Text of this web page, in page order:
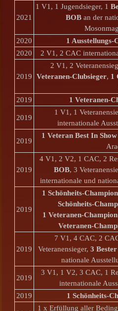
2021
1 V1, 1 Jugendsieger, 1
BOBan der
2020
1
2020
2 V1, 2 CAC
2019
2 V1, 2
Veteranen-Clubsieger, 1
2019
1 Veteranen-
2019
1 V1, 1
internationale
2019
1 Veteran Best In Show
2019
4 V1, 2 V2, 1 CAC, 2
BOB, 3
internationale und
2019
1 Schönheits-
Schönheits-
1 Veteranen-
Veteranen-
2019
7 V1, 4 CAC, 2
Veteranensieger, 3
nationale
2019
3 V1, 1 V2, 3 CAC, 1
internationale
2019
1 Schönheits-
1 x Erfüllung aller